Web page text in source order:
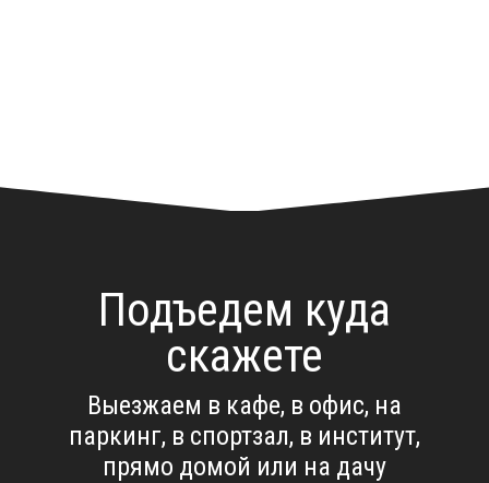
Подъедем куда
скажете
Выезжаем в кафе, в офис, на
паркинг, в спортзал, в институт,
прямо домой или на дачу